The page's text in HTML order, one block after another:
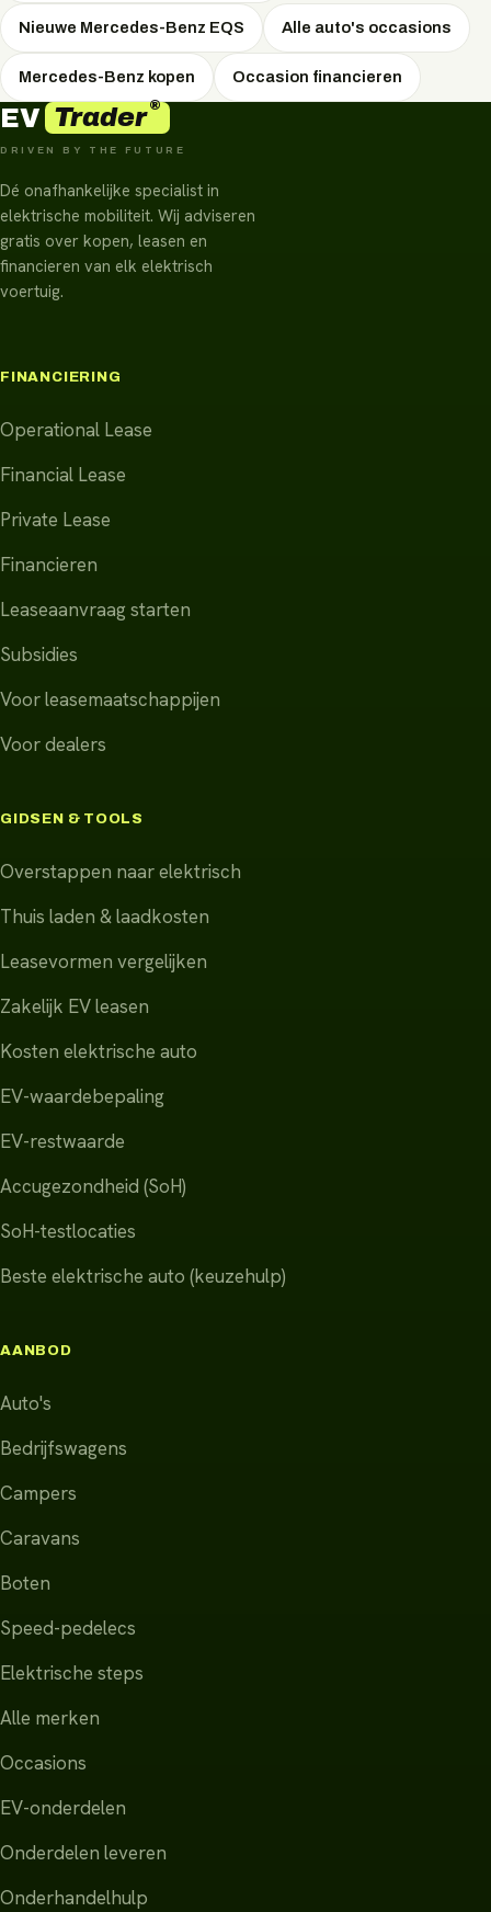
Nieuwe Mercedes-Benz EQS Alle auto's occasions
Mercedes-Benz kopen Occasion financieren
EV Trader®
DRIVEN BY THE FUTURE
Dé onafhankelijke specialist in
elektrische mobiliteit. Wij adviseren
gratis over kopen, leasen en
financieren van elk elektrisch
voertuig.
FINANCIERING
Operational Lease
Financial Lease
Private Lease
Financieren
Leaseaanvraag starten
Subsidies
Voor leasemaatschappijen
Voor dealers
GIDSEN & TOOLS
Overstappen naar elektrisch
Thuis laden & laadkosten
Leasevormen vergelijken
Zakelijk EV leasen
Kosten elektrische auto
EV-waardebepaling
EV-restwaarde
Accugezondheid (SoH)
SoH-testlocaties
Beste elektrische auto (keuzehulp)
AANBOD
Auto's
Bedrijfswagens
Campers
Caravans
Boten
Speed-pedelecs
Elektrische steps
Alle merken
Occasions
EV-onderdelen
Onderdelen leveren
Onderhandelhulp